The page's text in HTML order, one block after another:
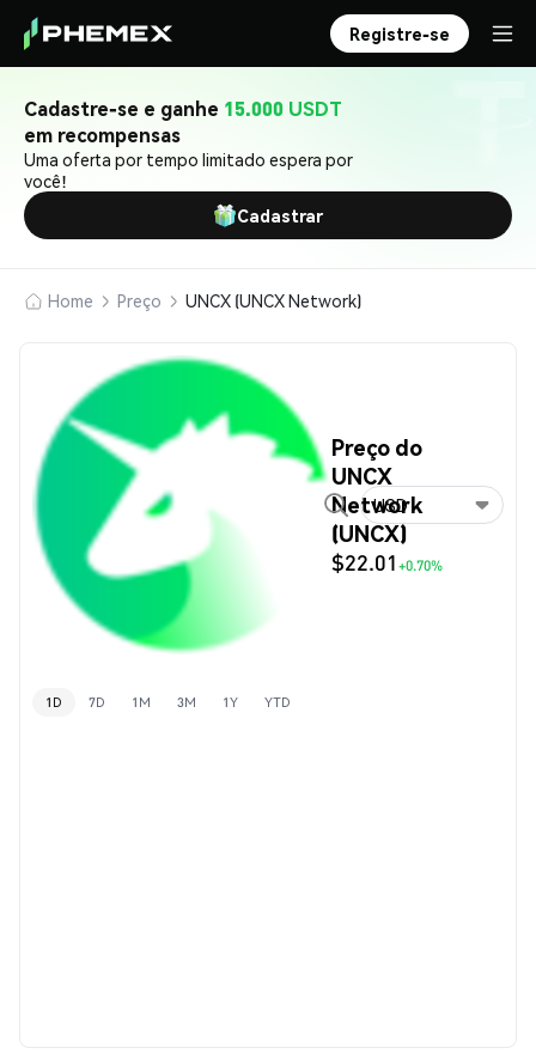
Registre-se
Cadastre-se e ganhe 15.000 USDT
em recompensas
Uma oferta por tempo limitado espera por
você!
Cadastrar
Home Preço UNCX (UNCX Network)
Preço do
UNCX
Network
(UNCX)
$22.01 +0.70%
USD
1D 7D 1M 3M 1Y YTD